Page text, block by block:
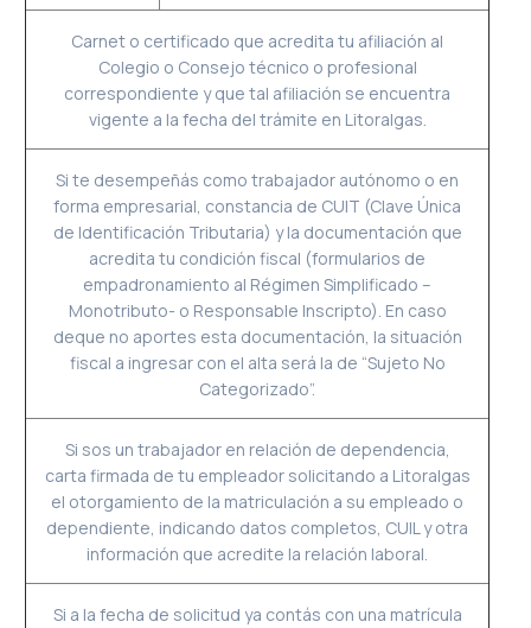
Carnet o certificado que acredita tu afiliación al
Colegio o Consejo técnico o profesional
correspondiente y que tal afiliación se encuentra
vigente a la fecha del trámite en Litoralgas.
Si te desempeñás como trabajador autónomo o en
forma empresarial, constancia de CUIT (Clave Única
de Identificación Tributaria) y la documentación que
acredita tu condición fiscal (formularios de
empadronamiento al Régimen Simplificado –
Monotributo- o Responsable Inscripto). En caso
deque no aportes esta documentación, la situación
fiscal a ingresar con el alta será la de “Sujeto No
Categorizado”.
Si sos un trabajador en relación de dependencia,
carta firmada de tu empleador solicitando a Litoralgas
el otorgamiento de la matriculación a su empleado o
dependiente, indicando datos completos, CUIL y otra
información que acredite la relación laboral.
Si a la fecha de solicitud ya contás con una matrícula